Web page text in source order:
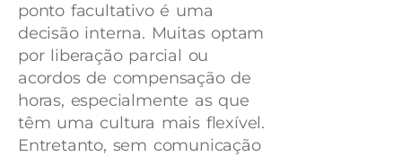
ponto facultativo é uma
decisão interna. Muitas optam
por liberação parcial ou
acordos de compensação de
horas, especialmente as que
têm uma cultura mais flexível.
Entretanto, sem comunicação